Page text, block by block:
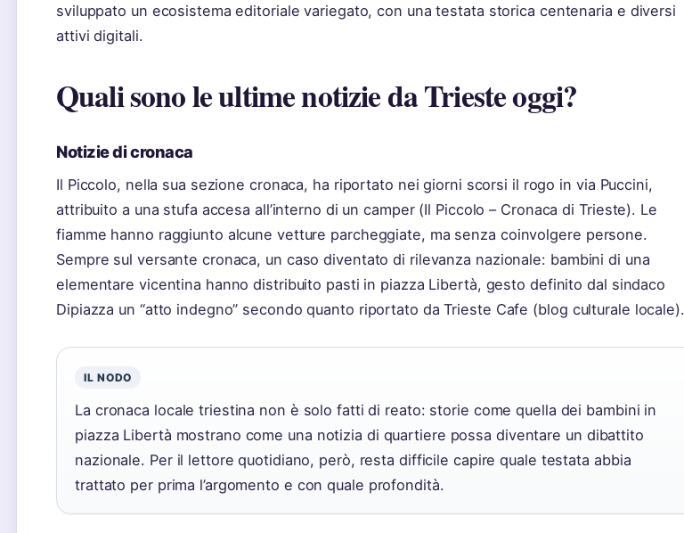
sviluppato un ecosistema editoriale variegato, con una testata storica centenaria e diversi
attivi digitali.
Quali sono le ultime notizie da Trieste oggi?
Notizie di cronaca
Il Piccolo, nella sua sezione cronaca, ha riportato nei giorni scorsi il rogo in via Puccini,
attribuito a una stufa accesa all’interno di un camper (Il Piccolo – Cronaca di Trieste). Le
fiamme hanno raggiunto alcune vetture parcheggiate, ma senza coinvolgere persone.
Sempre sul versante cronaca, un caso diventato di rilevanza nazionale: bambini di una
elementare vicentina hanno distribuito pasti in piazza Libertà, gesto definito dal sindaco
Dipiazza un “atto indegno” secondo quanto riportato da Trieste Cafe (blog culturale locale).
IL NODO
La cronaca locale triestina non è solo fatti di reato: storie come quella dei bambini in
piazza Libertà mostrano come una notizia di quartiere possa diventare un dibattito
nazionale. Per il lettore quotidiano, però, resta difficile capire quale testata abbia
trattato per prima l’argomento e con quale profondità.